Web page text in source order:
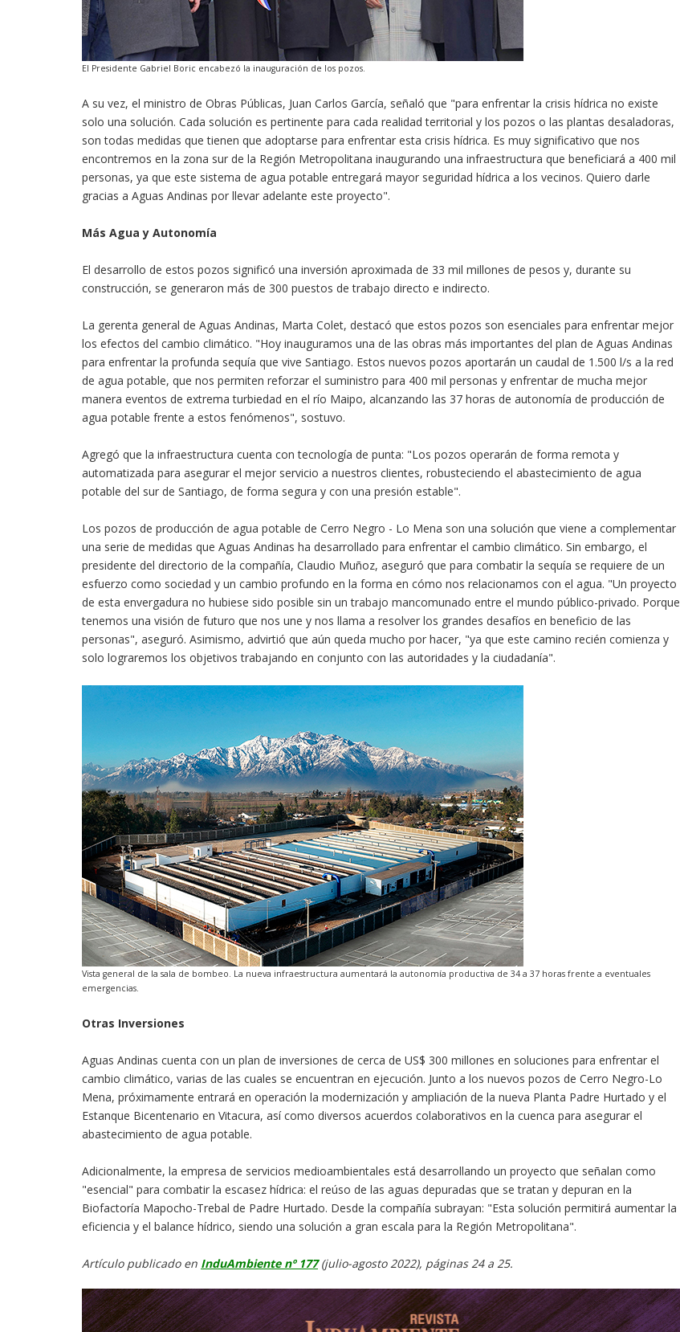
El Presidente Gabriel Boric encabezó la inauguración de los pozos.
A su vez, el ministro de Obras Públicas, Juan Carlos García, señaló que "para enfrentar la crisis hídrica no existe
solo una solución. Cada solución es pertinente para cada realidad territorial y los pozos o las plantas desaladoras,
son todas medidas que tienen que adoptarse para enfrentar esta crisis hídrica. Es muy significativo que nos
encontremos en la zona sur de la Región Metropolitana inaugurando una infraestructura que beneficiará a 400 mil
personas, ya que este sistema de agua potable entregará mayor seguridad hídrica a los vecinos. Quiero darle
gracias a Aguas Andinas por llevar adelante este proyecto".
Más Agua y Autonomía
El desarrollo de estos pozos significó una inversión aproximada de 33 mil millones de pesos y, durante su
construcción, se generaron más de 300 puestos de trabajo directo e indirecto.
La gerenta general de Aguas Andinas, Marta Colet, destacó que estos pozos son esenciales para enfrentar mejor
los efectos del cambio climático. "Hoy inauguramos una de las obras más importantes del plan de Aguas Andinas
para enfrentar la profunda sequía que vive Santiago. Estos nuevos pozos aportarán un caudal de 1.500 l/s a la red
de agua potable, que nos permiten reforzar el suministro para 400 mil personas y enfrentar de mucha mejor
manera eventos de extrema turbiedad en el río Maipo, alcanzando las 37 horas de autonomía de producción de
agua potable frente a estos fenómenos", sostuvo.
Agregó que la infraestructura cuenta con tecnología de punta: "Los pozos operarán de forma remota y
automatizada para asegurar el mejor servicio a nuestros clientes, robusteciendo el abastecimiento de agua
potable del sur de Santiago, de forma segura y con una presión estable".
Los pozos de producción de agua potable de Cerro Negro - Lo Mena son una solución que viene a complementar
una serie de medidas que Aguas Andinas ha desarrollado para enfrentar el cambio climático. Sin embargo, el
presidente del directorio de la compañía, Claudio Muñoz, aseguró que para combatir la sequía se requiere de un
esfuerzo como sociedad y un cambio profundo en la forma en cómo nos relacionamos con el agua. "Un proyecto
de esta envergadura no hubiese sido posible sin un trabajo mancomunado entre el mundo público-privado. Porque
tenemos una visión de futuro que nos une y nos llama a resolver los grandes desafíos en beneficio de las
personas", aseguró. Asimismo, advirtió que aún queda mucho por hacer, "ya que este camino recién comienza y
solo lograremos los objetivos trabajando en conjunto con las autoridades y la ciudadanía".
Vista general de la sala de bombeo. La nueva infraestructura aumentará la autonomía productiva de 34 a 37 horas frente a eventuales
emergencias.
Otras Inversiones
Aguas Andinas cuenta con un plan de inversiones de cerca de US$ 300 millones en soluciones para enfrentar el
cambio climático, varias de las cuales se encuentran en ejecución. Junto a los nuevos pozos de Cerro Negro-Lo
Mena, próximamente entrará en operación la modernización y ampliación de la nueva Planta Padre Hurtado y el
Estanque Bicentenario en Vitacura, así como diversos acuerdos colaborativos en la cuenca para asegurar el
abastecimiento de agua potable.
Adicionalmente, la empresa de servicios medioambientales está desarrollando un proyecto que señalan como
"esencial" para combatir la escasez hídrica: el reúso de las aguas depuradas que se tratan y depuran en la
Biofactoría Mapocho-Trebal de Padre Hurtado. Desde la compañía subrayan: "Esta solución permitirá aumentar la
eficiencia y el balance hídrico, siendo una solución a gran escala para la Región Metropolitana".
Artículo publicado en InduAmbiente nº 177(julio-agosto 2022), páginas 24 a 25.